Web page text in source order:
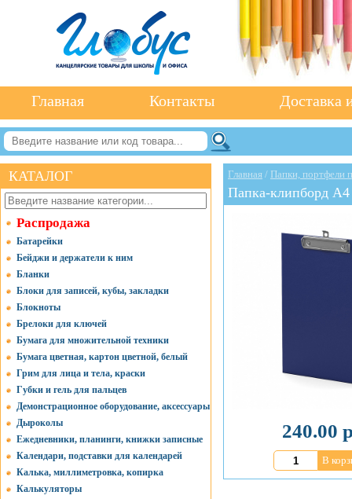
Главная Контакты Доставка
КАТАЛОГ
Распродажа
Батарейки
Бейджи и держатели к ним
Бланки
Блоки для записей, кубы, закладки
Блокноты
Брелоки для ключей
Бумага для множительной техники
Бумага цветная, картон цветной, белый
Грим для лица и тела, краски
Губки и гель для пальцев
Демонстрационное оборудование, аксессуары
Дыроколы
Ежедневники, планинги, книжки записные
Календари, подставки для календарей
Калька, миллиметровка, копирка
Калькуляторы
Главная / Папки, портфели
Папка-клипборд
240.00
В